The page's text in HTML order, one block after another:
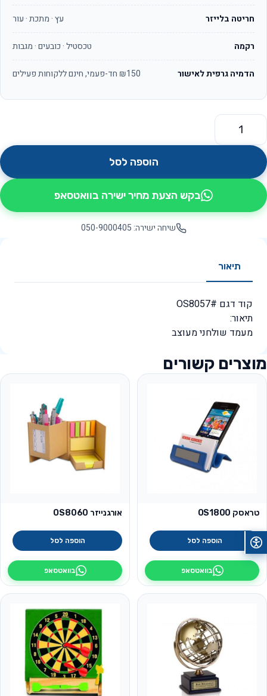
חריטה בלייזר עץ · מתכת · עור
רקמה טכסטיל · כובעים · מגבות
הדמיה גרפית לאישור ₪150 חד-פעמי, חינם ללקוחות פעילים
כמות של טראש OS8057
הוספה לסל
בקש הצעת מחיר ישירה בוואטסאפ
שיחה ישירה: 050-9000405
תיאור
קוד דגם #OS8057
תיאור:
מעמד שולחני מעוצב
מוצרים קשורים
טראסק OS1800
הוספה לסל
בוואטסאפ
אורגנייזר OS8060
הוספה לסל
בוואטסאפ